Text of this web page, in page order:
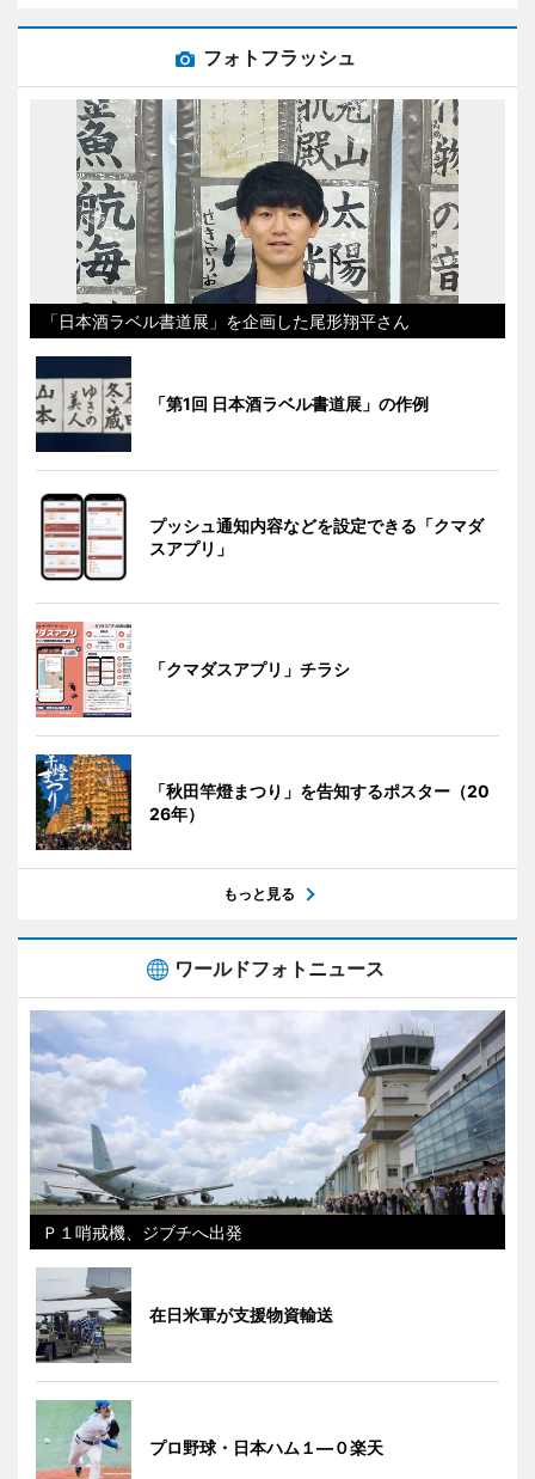
フォトフラッシュ
「日本酒ラベル書道展」を企画した尾形翔平さん
「第1回 日本酒ラベル書道展」の作例
プッシュ通知内容などを設定できる「クマダ
スアプリ」
「クマダスアプリ」チラシ
「秋田竿燈まつり」を告知するポスター（20
26年）
もっと見る
ワールドフォトニュース
Ｐ１哨戒機、ジブチへ出発
在日米軍が支援物資輸送
プロ野球・日本ハム１―０楽天